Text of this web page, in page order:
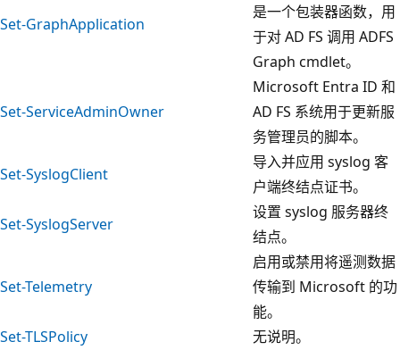
Set-GraphApplication
是一个包装器函数，用
于对 AD FS 调用 ADFS
Graph cmdlet。
Set-ServiceAdminOwner
Microsoft Entra ID 和
AD FS 系统用于更新服
务管理员的脚本。
Set-SyslogClient
导入并应用 syslog 客
户端终结点证书。
Set-SyslogServer
设置 syslog 服务器终
结点。
Set-Telemetry
启用或禁用将遥测数据
传输到 Microsoft 的功
能。
Set-TLSPolicy
无说明。